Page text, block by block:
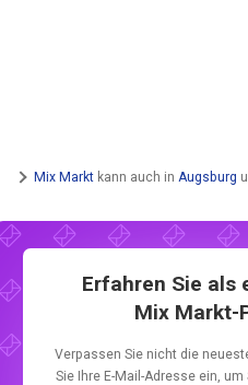
Mix Markt kann auch in Augsburg
Erfahren Sie als
Mix Markt-
Verpassen Sie nicht die
Sie Ihre E-Mail-Adresse ein,